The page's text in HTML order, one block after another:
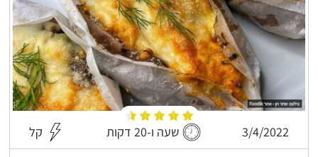
3/4/2022 שעה ו-20 דקות קל